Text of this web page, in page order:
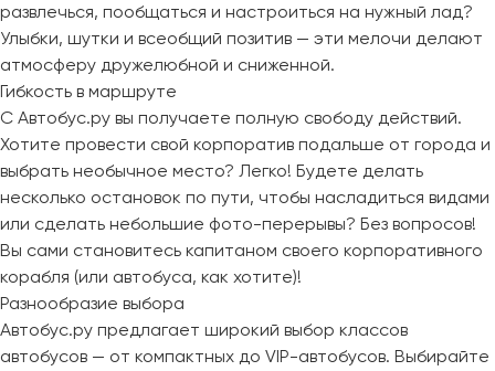
развлечься, пообщаться и настроиться на нужный лад?
Улыбки, шутки и всеобщий позитив — эти мелочи делают
атмосферу дружелюбной и сниженной.
Гибкость в маршруте
С Автобус.ру вы получаете полную свободу действий.
Хотите провести свой корпоратив подальше от города и
выбрать необычное место? Легко! Будете делать
несколько остановок по пути, чтобы насладиться видами
или сделать небольшие фото-перерывы? Без вопросов!
Вы сами становитесь капитаном своего корпоративного
корабля (или автобуса, как хотите)!
Разнообразие выбора
Автобус.ру предлагает широкий выбор классов
автобусов — от компактных до VIP-автобусов. Выбирайте